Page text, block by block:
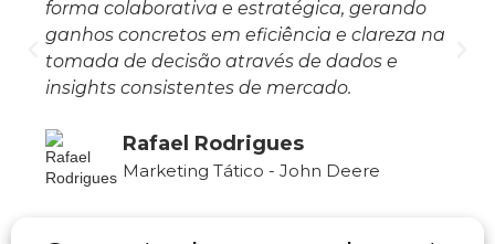
forma colaborativa e estratégica, gerando
ganhos concretos em eficiência e clareza na
tomada de decisão através de dados e
insights consistentes de mercado.
Rafael Rodrigues
Marketing Tático - John Deere